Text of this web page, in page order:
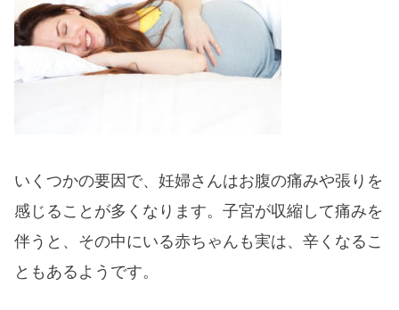
いくつかの要因で、妊婦さんはお腹の痛みや張りを
感じることが多くなります。子宮が収縮して痛みを
伴うと、その中にいる赤ちゃんも実は、辛くなるこ
ともあるようです。